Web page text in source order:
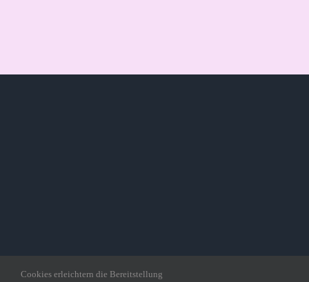
Cookies erleichtern die Bereitstellung